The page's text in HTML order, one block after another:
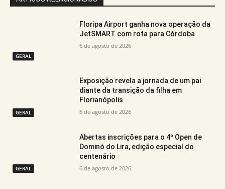
GERAL
Floripa Airport ganha nova operação da
JetSMART com rota para Córdoba
6 de agosto de 2026
GERAL
Exposição revela a jornada de um pai
diante da transição da filha em
Florianópolis
6 de agosto de 2026
GERAL
Abertas inscrições para o 4º Open de
Dominó do Lira, edição especial do
centenário
6 de agosto de 2026